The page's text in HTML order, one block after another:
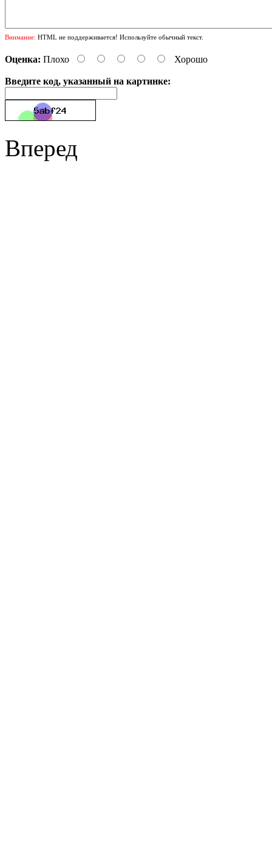
Внимание: HTML не поддерживается! Используйте обычный текст.
Оценка: Плохо Хорошо
Введите код, указанный на картинке:
Вперед